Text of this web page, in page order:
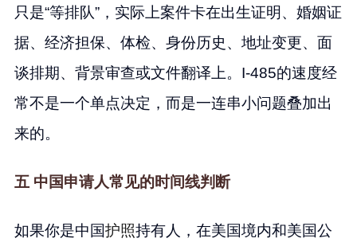
只是“等排队”，实际上案件卡在出生证明、婚姻证
据、经济担保、体检、身份历史、地址变更、面
谈排期、背景审查或文件翻译上。I-485的速度经
常不是一个单点决定，而是一连串小问题叠加出
来的。
五 中国申请人常见的时间线判断
如果你是中国护照持有人，在美国境内和美国公